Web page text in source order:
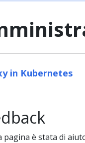
in Kubernetes
pagina è stata di